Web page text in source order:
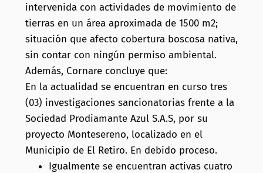
intervenida con actividades de movimiento de
tierras en un área aproximada de 1500 m2;
situación que afecto cobertura boscosa nativa,
sin contar con ningún permiso ambiental.
Además, Cornare concluye que:
En la actualidad se encuentran en curso tres
(03) investigaciones sancionatorias frente a la
Sociedad Prodiamante Azul S.A.S, por su
proyecto Montesereno, localizado en el
Municipio de El Retiro. En debido proceso.
Igualmente se encuentran activas cuatro